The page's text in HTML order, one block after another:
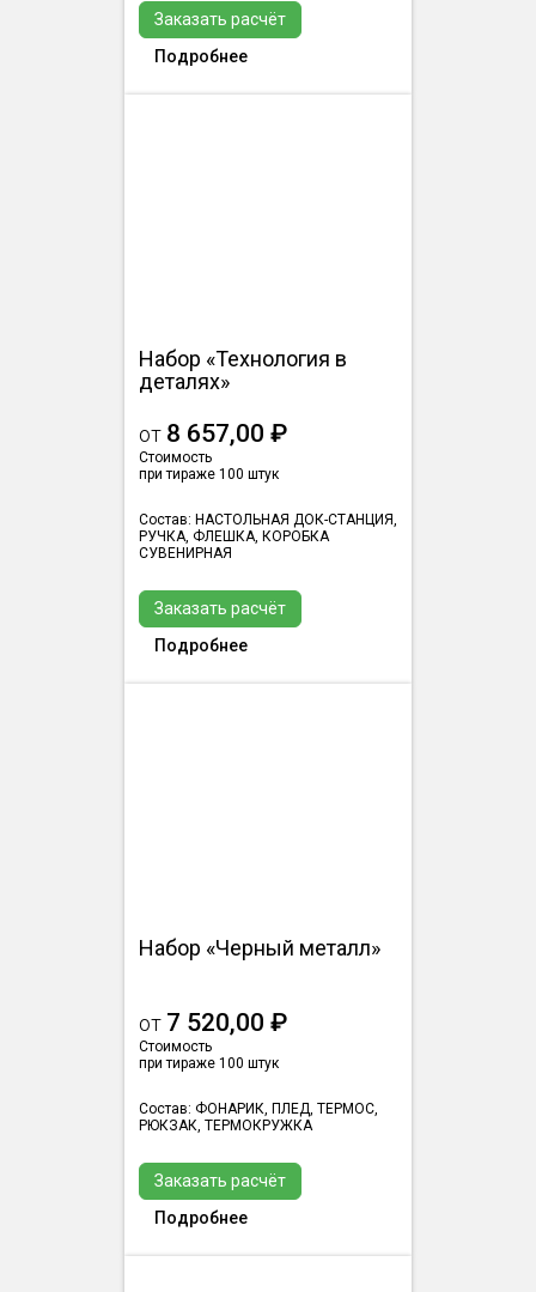
Заказать расчёт
Подробнее
Набор «Технология в
деталях»
от 8 657,00 ₽
Стоимость
при тираже 100 штук
Состав: НАСТОЛЬНАЯ ДОК-СТАНЦИЯ,
РУЧКА, ФЛЕШКА, КОРОБКА
СУВЕНИРНАЯ
Заказать расчёт
Подробнее
Набор «Черный металл»
от 7 520,00 ₽
Стоимость
при тираже 100 штук
Состав: ФОНАРИК, ПЛЕД, ТЕРМОС,
РЮКЗАК, ТЕРМОКРУЖКА
Заказать расчёт
Подробнее